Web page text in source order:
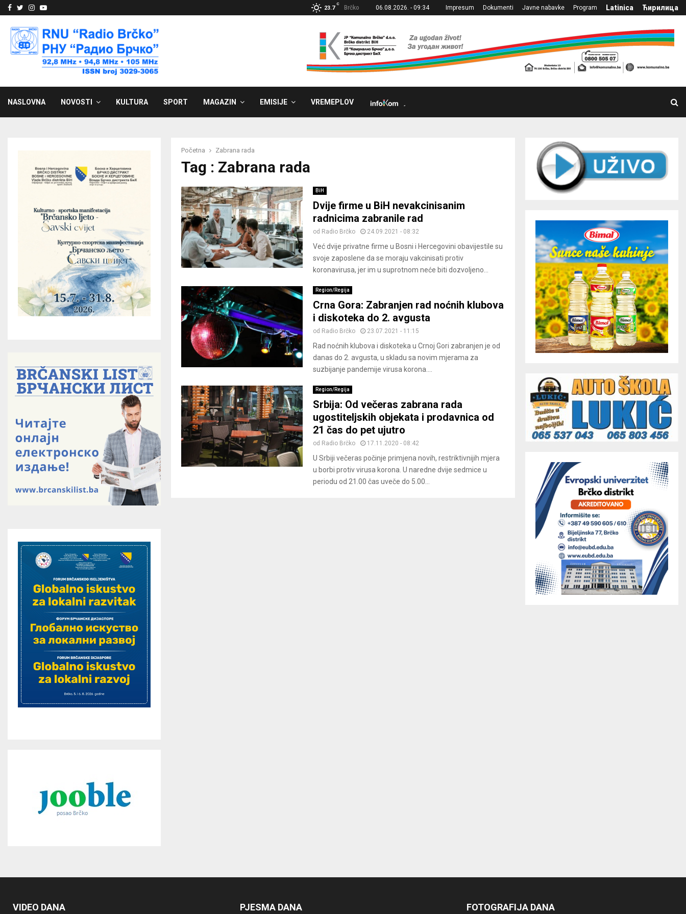
Facebook
Twitter
Instagram
Youtube 23.7
C
Brčko 06.08.2026. - 09:34 Impresum Dokumenti Javne nabavke Program Latinica Ћирилица
NASLOVNA NOVOSTI KULTURA SPORT MAGAZIN EMISIJE VREMEPLOV
Početna Zabrana rada
Tag : Zabrana rada
BiH
Dvije firme u BiH nevakcinisanim
radnicima zabranile rad
od Radio Brčko 24.09.2021 - 08:32
Već dvije privatne firme u Bosni i Hercegovini obavijestile su
svoje zaposlene da se moraju vakcinisati protiv
koronavirusa, jer im u suprotnom neće biti dozvoljeno...
Region/Regija
Crna Gora: Zabranjen rad noćnih klubova
i diskoteka do 2. avgusta
od Radio Brčko 23.07.2021 - 11:15
Rad noćnih klubova i diskoteka u Crnoj Gori zabranjen je od
danas do 2. avgusta, u skladu sa novim mjerama za
suzbijanje pandemije virusa korona....
Region/Regija
Srbija: Od večeras zabrana rada
ugostiteljskih objekata i prodavnica od
21 čas do pet ujutro
od Radio Brčko 17.11.2020 - 08:42
U Srbiji večeras počinje primjena novih, restriktivnijih mjera
u borbi protiv virusa korona. U naredne dvije sedmice u
periodu od 21.00 čas uveče do 5.00...
VIDEO DANA PJESMA DANA FOTOGRAFIJA DANA